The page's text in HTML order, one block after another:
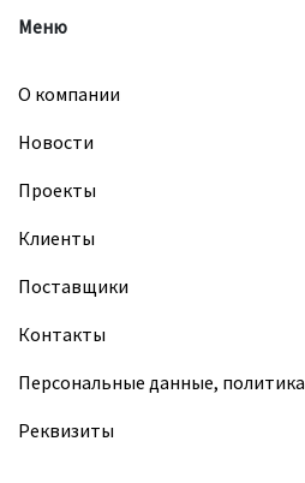
Меню
О компании
Новости
Проекты
Клиенты
Поставщики
Контакты
Персональные данные, политика
Реквизиты